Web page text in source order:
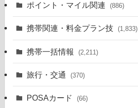
ポイント・マイル関連 (886)
携帯関連・料金プラン技 (1,833)
携帯一括情報 (2,211)
旅行・交通 (370)
POSAカード (66)